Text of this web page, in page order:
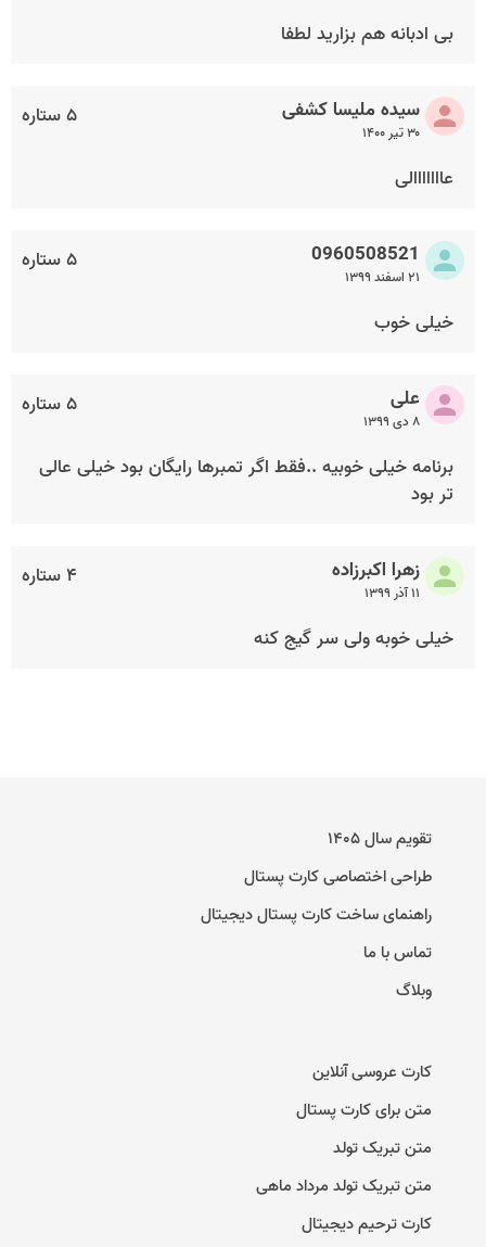
بی ادبانه هم بزارید لطفا
۵ ستاره سیده ملیسا کشفی
۳۰ تیر ۱۴۰۰
عااااااالی
۵ ستاره 0960508521
۲۱ اسفند ۱۳۹۹
خیلی خوب
۵ ستاره علی
۸ دی ۱۳۹۹
برنامه خیلی خوبیه ..فقط اگر تمبرها رایگان بود خیلی عالی
تر بود
۴ ستاره زهرا اکبرزاده
۱۱ آذر ۱۳۹۹
خیلی خوبه ولی سر گیج کنه
تقویم سال ۱۴۰۵
طراحی اختصاصی کارت پستال
راهنمای ساخت کارت پستال دیجیتال
تماس با ما
وبلاگ
کارت عروسی آنلاین
متن برای کارت پستال
متن تبریک تولد
متن تبریک تولد مرداد ماهی
کارت ترحیم دیجیتال